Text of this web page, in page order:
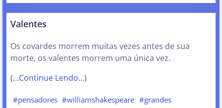
Valentes
Os covardes morrem muitas vezes antes de sua
morte, os valentes morrem uma única vez.
(…Continue Lendo…)
#pensadores #williamshakespeare #grandes